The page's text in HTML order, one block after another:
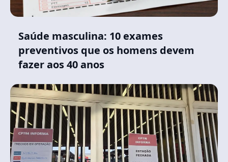
Saúde masculina: 10 exames
preventivos que os homens devem
fazer aos 40 anos